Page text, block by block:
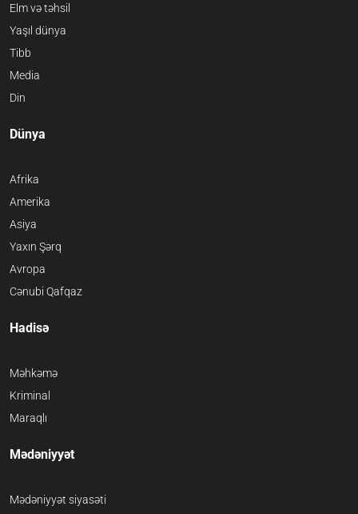
Elm və təhsil
Yaşıl dünya
Tibb
Media
Din
Dünya
Afrika
Amerika
Asiya
Yaxın Şərq
Avropa
Cənubi Qafqaz
Hadisə
Məhkəmə
Kriminal
Maraqlı
Mədəniyyət
Mədəniyyət siyasəti